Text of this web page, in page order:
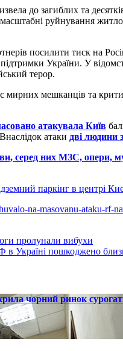
до загиблих та
руйнування
посилити тиск на
України. У
терор.
мирних мешканців та
атакувала Київ
атаки дві людини
серед них МЗС, опери,
паркінг в центрі
na-masovanu-ataku-rf-
пролунали вибухи
в Україні пошкоджено
чорний ринок